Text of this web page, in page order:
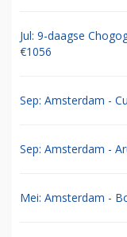
Jul: 9-daagse
€1056
Sep: Amsterdam -
Sep: Amsterdam -
Mei: Amsterdam -